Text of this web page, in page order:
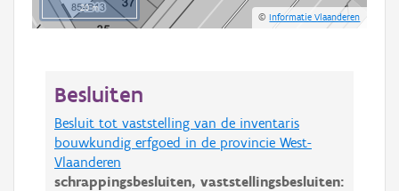
20 m
©Informatie Vlaanderen
Besluiten
Besluit tot vaststelling van de inventaris
bouwkundig erfgoed in de provincie West-
Vlaanderen
schrappingsbesluiten, vaststellingsbesluiten: